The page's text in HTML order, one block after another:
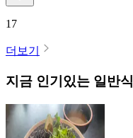
17
더보기
지금 인기있는 일반식